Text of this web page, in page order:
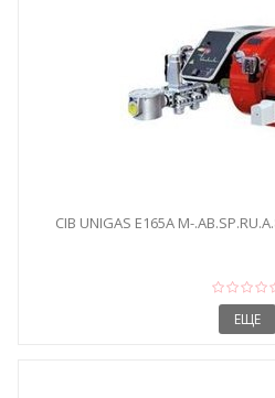
CIB UNIGAS E165A M-
ЕЩЕ